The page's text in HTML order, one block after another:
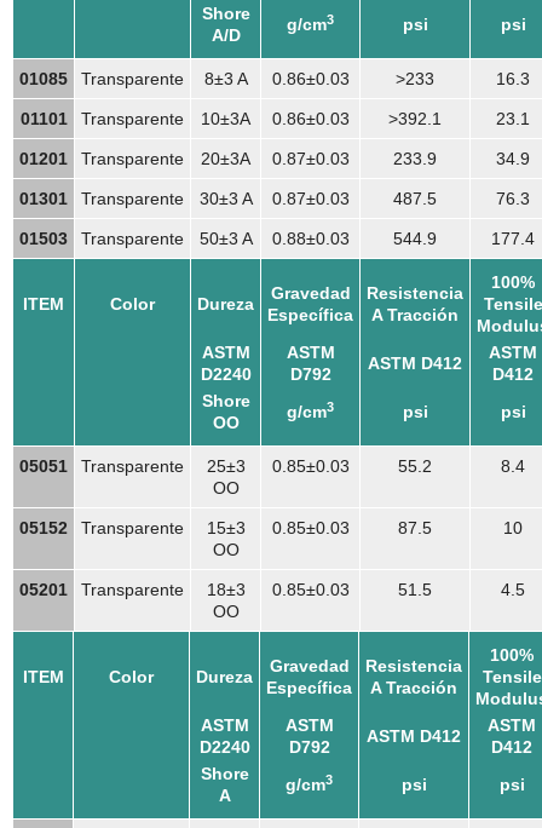
Shore
A/D
g/cm3 psi psi
01085 Transparente 8±3 A 0.86±0.03 >233 16.3
01101 Transparente 10±3A 0.86±0.03 >392.1 23.1
01201 Transparente 20±3A 0.87±0.03 233.9 34.9
01301 Transparente 30±3 A 0.87±0.03 487.5 76.3
01503 Transparente 50±3 A 0.88±0.03 544.9 177.4
ITEM Color Dureza
Gravedad
Específica
Resistencia
A Tracción
100%
Tensile
ASTM
D2240
ASTM
D792
ASTM D412
ASTM
D412
Shore
OO
g/cm3 psi psi
05051 Transparente
25±3
OO
0.85±0.03 55.2 8.4
05152 Transparente
15±3
OO
0.85±0.03 87.5 10
05201 Transparente
18±3
OO
0.85±0.03 51.5 4.5
ITEM Color Dureza
Gravedad
Específica
Resistencia
A Tracción
100%
Tensile
ASTM
D2240
ASTM
D792
ASTM D412
ASTM
D412
Shore
A
g/cm3 psi psi